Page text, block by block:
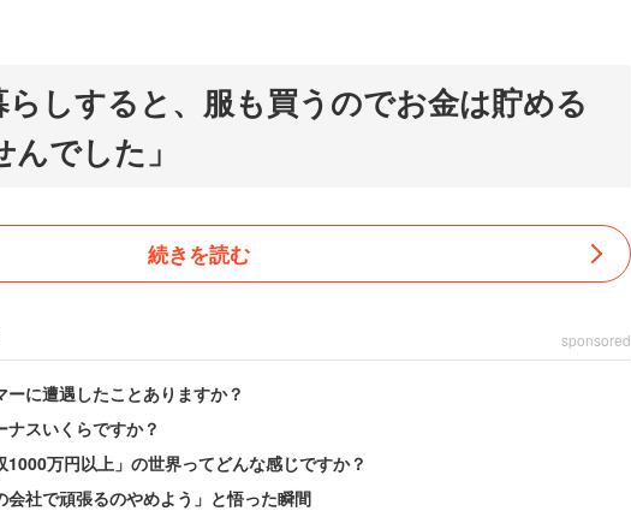
らしすると、服も買うのでお金は貯める
でした」
続きを読む
sponsored
ーに遭遇したことありますか？
ナスいくらですか？
1000万円以上」の世界ってどんな感じですか？
会社で頑張るのやめよう」と悟った瞬間